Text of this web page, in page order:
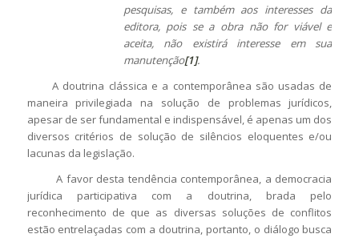
pesquisas, e também aos interesses da
editora, pois se a obra não for viável e
aceita, não existirá interesse em sua
manutenção[1].
A doutrina clássica e a contemporânea são usadas de
maneira privilegiada na solução de problemas jurídicos,
apesar de ser fundamental e indispensável, é apenas um dos
diversos critérios de solução de silêncios eloquentes e/ou
lacunas da legislação.
A favor desta tendência contemporânea, a democracia
jurídica participativa com a doutrina, brada pelo
reconhecimento de que as diversas soluções de conflitos
estão entrelaçadas com a doutrina, portanto, o diálogo busca